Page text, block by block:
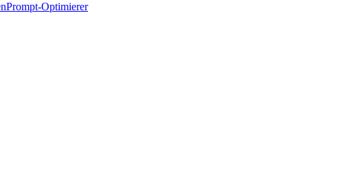
Prompt-Optimierer